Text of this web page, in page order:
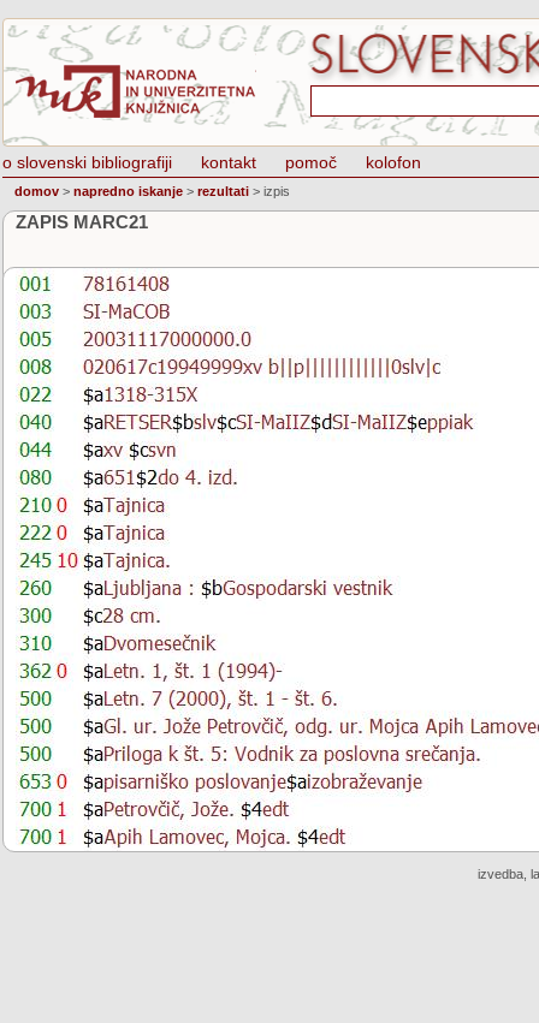
o slovenski bibliografiji kontakt pomoč kolofon
domov > napredno iskanje > rezultati > izpis
ZAPIS MARC21
izvedba,